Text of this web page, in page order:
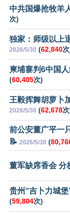
中共国爆抢牧羊
次)
独家：师级以上
2026/5/30 (62,840
柬埔寨判6中国
(60,405次)
王毅挥舞胡萝卜
2026/5/30 (62,678
前公安董广平一
📝 2026/5/30 (
董军缺席香会 分
贵州“吉卜力城
(59,804次)